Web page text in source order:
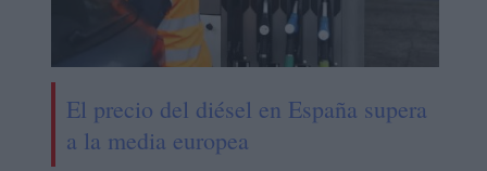
El precio del diésel en España supera
a la media europea